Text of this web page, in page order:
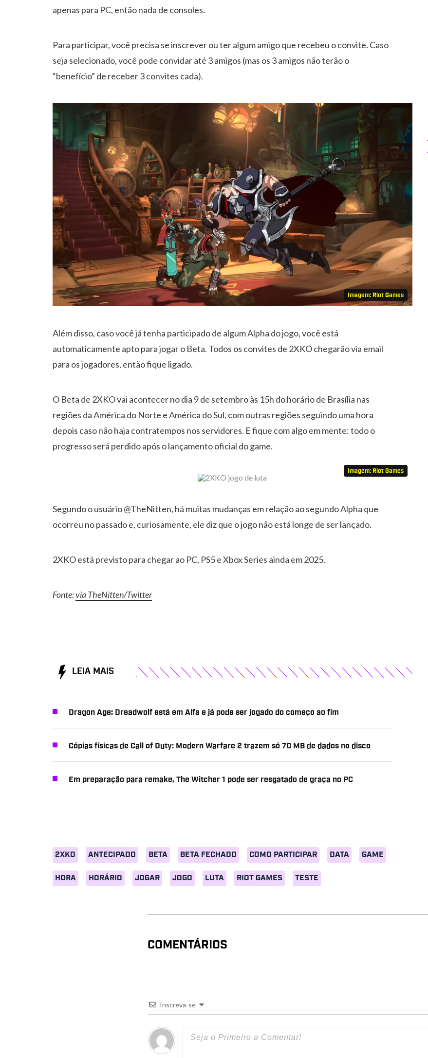
apenas para PC, então nada de consoles.
Para participar, você precisa se inscrever ou ter algum amigo que recebeu o convite. Caso
seja selecionado, você pode convidar até 3 amigos (mas os 3 amigos não terão o
“benefício” de receber 3 convites cada).
Imagem: Riot Games
Além disso, caso você já tenha participado de algum Alpha do jogo, você está
automaticamente apto para jogar o Beta. Todos os convites de 2XKO chegarão via email
para os jogadores, então fique ligado.
O Beta de 2XKO vai acontecer no dia 9 de setembro às 15h do horário de Brasília nas
regiões da América do Norte e América do Sul, com outras regiões seguindo uma hora
depois caso não haja contratempos nos servidores. E fique com algo em mente: todo o
progresso será perdido após o lançamento oficial do game.
Imagem: Riot Games
Segundo o usuário @TheNitten, há muitas mudanças em relação ao segundo Alpha que
ocorreu no passado e, curiosamente, ele diz que o jogo não está longe de ser lançado.
2XKO está previsto para chegar ao PC, PS5 e Xbox Series ainda em 2025.
Fonte:via TheNitten/Twitter
2XKO ANTECIPADO BETA BETA FECHADO COMO PARTICIPAR DATA GAME
HORA HORÁRIO JOGAR JOGO LUTA RIOT GAMES TESTE
LEIA MAIS
Dragon Age: Dreadwolf está em Alfa e já pode ser jogado do começo ao fim
Cópias físicas de Call of Duty: Modern Warfare 2 trazem só 70 MB de dados no disco
Em preparação para remake, The Witcher 1 pode ser resgatado de graça no PC
COMENTÁRIOS
Inscreva-se